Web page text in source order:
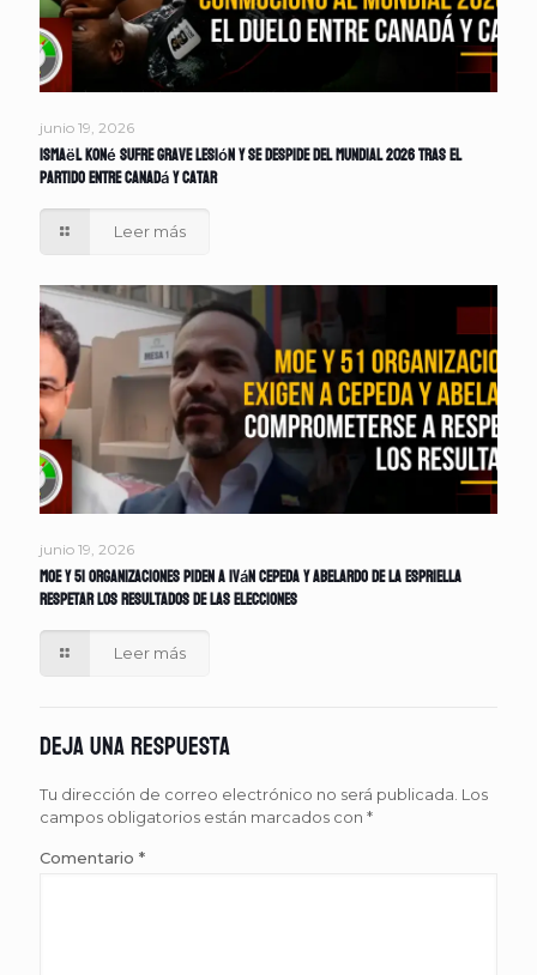
junio 19, 2026
Ismaël Koné sufre grave lesión y se despide del Mundial 2026 tras el
partido entre Canadá y Catar
Leer más
junio 19, 2026
MOE y 51 organizaciones piden a Iván Cepeda y Abelardo de la Espriella
respetar los resultados de las elecciones
Leer más
Deja una respuesta
Tu dirección de correo electrónico no será publicada. Los
campos obligatorios están marcados con *
Comentario *